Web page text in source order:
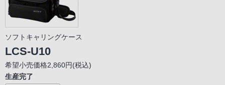
ソフトキャリングケース
LCS-U10
希望小売価格2,860円(税込)
生産完了